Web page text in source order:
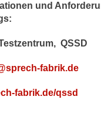
und
QSSD
fabrik.de
fabrik.de/qssd